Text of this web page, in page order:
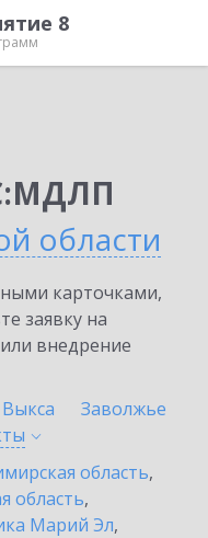
8
области
карточками,
заявку на
внедрение
Выкса
Заволжье
область,
область,
Марий Эл,